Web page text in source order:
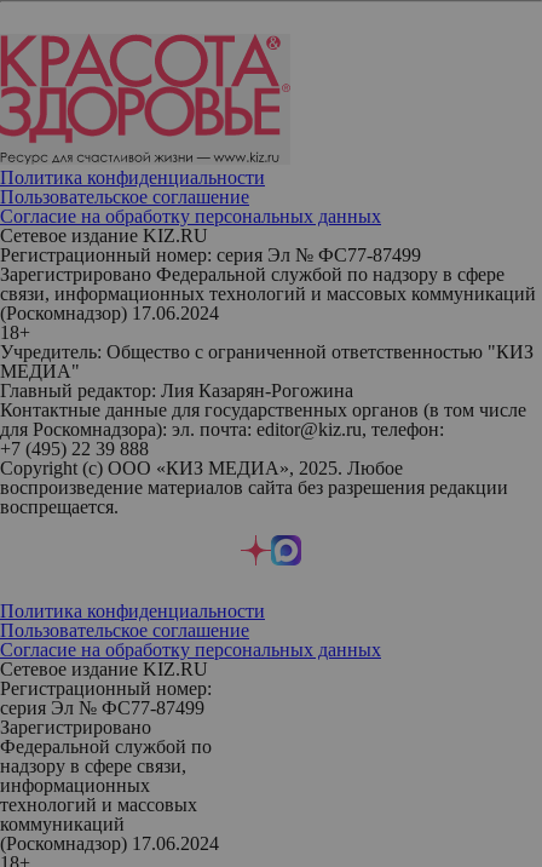
Политика конфиденциальности
Пользовательское соглашение
Согласие на обработку персональных данных
Сетевое издание KIZ.RU
Регистрационный номер: серия Эл № ФС77-87499
Зарегистрировано Федеральной службой по надзору в сфере
связи, информационных технологий и массовых коммуникаций
(Роскомнадзор) 17.06.2024
18+
Учредитель: Общество с ограниченной ответственностью "КИЗ
МЕДИА"
Главный редактор: Лия Казарян-Рогожина
Контактные данные для государственных органов (в том числе
для Роскомнадзора): эл. почта: editor@kiz.ru, телефон:
+7 (495) 22 39 888
Copyright (с) ООО «КИЗ МЕДИА», 2025. Любое
воспроизведение материалов сайта без разрешения редакции
воспрещается.
Политика конфиденциальности
Пользовательское соглашение
Согласие на обработку персональных данных
Сетевое издание KIZ.RU
Регистрационный номер:
серия Эл № ФС77-87499
Зарегистрировано
Федеральной службой по
надзору в сфере связи,
информационных
технологий и массовых
коммуникаций
(Роскомнадзор) 17.06.2024
18+